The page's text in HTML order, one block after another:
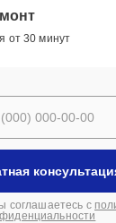
от 30 минут
соглашаетесь с